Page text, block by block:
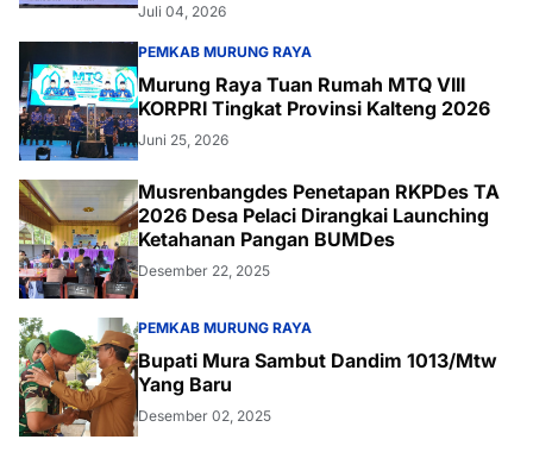
Juli 04, 2026
PEMKAB MURUNG RAYA
Murung Raya Tuan Rumah MTQ VIII
KORPRI Tingkat Provinsi Kalteng 2026
Juni 25, 2026
Musrenbangdes Penetapan RKPDes TA
2026 Desa Pelaci Dirangkai Launching
Ketahanan Pangan BUMDes
Desember 22, 2025
PEMKAB MURUNG RAYA
Bupati Mura Sambut Dandim 1013/Mtw
Yang Baru
Desember 02, 2025